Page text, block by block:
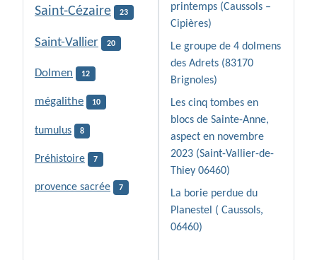
Saint-Cézaire 23
Saint-Vallier 20
Dolmen 12
mégalithe 10
tumulus 8
Préhistoire 7
provence sacrée 7
printemps (Caussols –
Cipières)
Le groupe de 4 dolmens
des Adrets (83170
Brignoles)
Les cinq tombes en
blocs de Sainte-Anne,
aspect en novembre
2023 (Saint-Vallier-de-
Thiey 06460)
La borie perdue du
Planestel ( Caussols,
06460)